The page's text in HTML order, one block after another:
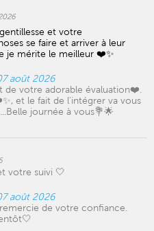
et votre
se faire et arriver à leur
je mérite le meilleur ❤️✨
août 2026
de votre adorable évaluation❤️.
et le fait de l'intégrer va vous
journée à vous💐🌟
votre suivi 🤍
août 2026
de votre confiance.